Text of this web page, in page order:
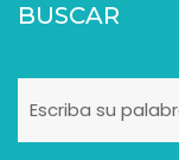
BUSCAR